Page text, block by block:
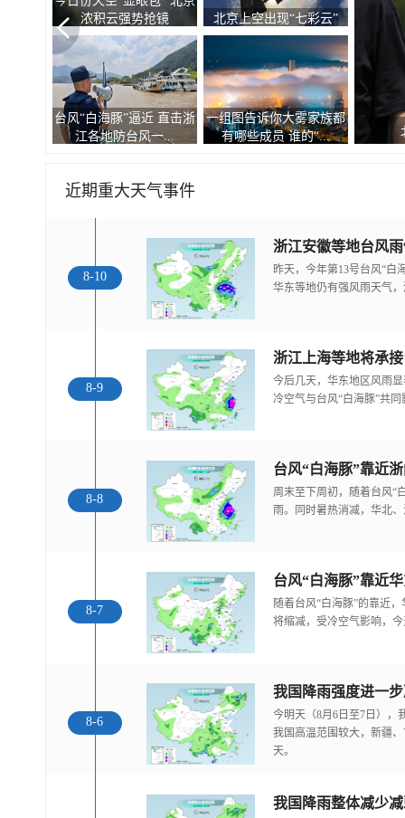
浓积云强势抢镜
北京上空出现“七彩云”
台风“白海豚”逼近 直击浙
江各地防台风一...
一组图告诉你大雾家族都
有哪些成员 谁的“...
近期重大天气事件
8-10
浙江安徽等地台风
昨天，今年第13号台风“白
华东等地仍有强风雨天气
8-9
浙江上海等地将承
今后几天，华东地区风雨
冷空气与台风“白海豚”共
8-8
台风“白海豚”靠近
周末至下周初，随着台风“
雨。同时暑热消减，华北
8-7
随着台风“白海豚”的靠近
将缩减，受冷空气影响，
8-6
今明天（8月6日至7日），
我国高温范围较大，新疆
天。
我国降雨整体减少